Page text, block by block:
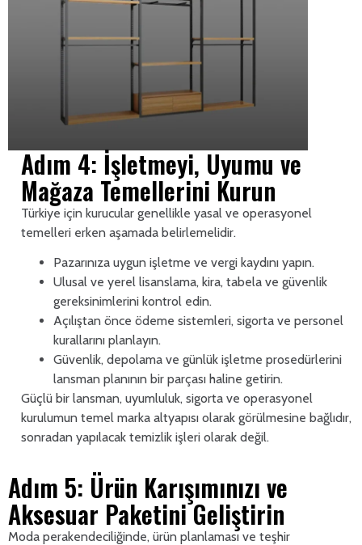
Adım 4: İşletmeyi, Uyumu ve
Mağaza Temellerini Kurun
Türkiye için kurucular genellikle yasal ve operasyonel
temelleri erken aşamada belirlemelidir.
Pazarınıza uygun işletme ve vergi kaydını yapın.
Ulusal ve yerel lisanslama, kira, tabela ve güvenlik
gereksinimlerini kontrol edin.
Açılıştan önce ödeme sistemleri, sigorta ve personel
kurallarını planlayın.
Güvenlik, depolama ve günlük işletme prosedürlerini
lansman planının bir parçası haline getirin.
Güçlü bir lansman, uyumluluk, sigorta ve operasyonel
kurulumun temel marka altyapısı olarak görülmesine bağlıdır,
sonradan yapılacak temizlik işleri olarak değil.
Adım 5: Ürün Karışımınızı ve
Aksesuar Paketini Geliştirin
Moda perakendeciliğinde, ürün planlaması ve teşhir